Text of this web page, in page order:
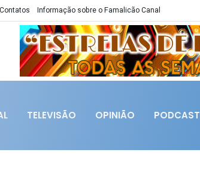
Contatos Informação sobre o Famalicão Canal
TELEVISÃO OPINIÃO PODCAST